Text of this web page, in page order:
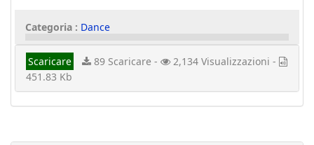
Categoria : Dance
Scaricare 89 Scaricare -
2,134 Visualizzazioni -
451.83 Kb